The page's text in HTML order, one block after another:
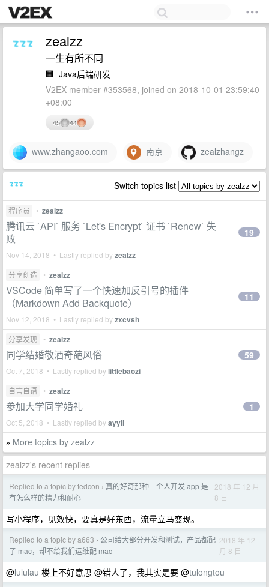
zealzz
一生有所不同
🏢 Java后端研发
V2EX member #353568, joined on 2018-10-01 23:59:40
+08:00
45 44
www.zhangaoo.com 南京 zealzhangz
Switch topics list
程序员 • zealzz
腾讯云 `API` 服务 `Let's Encrypt` 证书 `Renew` 失
败
Nov 14, 2018 • Lastly replied byzealzz
19
分享创造 • zealzz
VSCode 简单写了一个快速加反引号的插件
（Markdown Add Backquote）
Nov 12, 2018 • Lastly replied byzxcvsh
11
分享发现 • zealzz
同学结婚敬酒奇葩风俗
Oct 7, 2018 • Lastly replied bylittlebaozi
59
自言自语 • zealzz
参加大学同学婚礼
Oct 5, 2018 • Lastly replied byayyll
1
» More topics by zealzz
zealzz's recent replies
Replied to a topic by tedcon › 真的好奇那种一个人开发 app 是
有怎么样的精力和耐心
2018 年 12 月
8 日
写小程序，见效快，要真是好东西，流量立马变现。
Replied to a topic by a663 › 公司给大部分开发和测试，产品都配
了 mac，却不给我们运维配 mac
2018 年 12
月 8 日
@lululau 楼上不好意思 @错人了，我其实是要 @tulongtou